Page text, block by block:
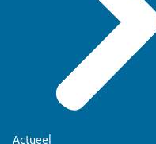
Actueel